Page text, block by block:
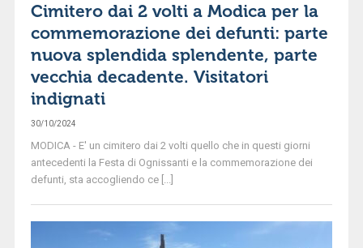
Cimitero dai 2 volti a Modica per la
commemorazione dei defunti: parte
nuova splendida splendente, parte
vecchia decadente. Visitatori
indignati
30/10/2024
MODICA - E' un cimitero dai 2 volti quello che in questi giorni
antecedenti la Festa di Ognissanti e la commemorazione dei
defunti, sta accogliendo ce [...]